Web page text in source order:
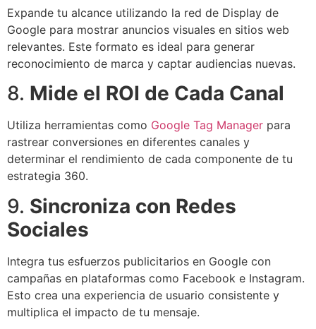
Expande tu alcance utilizando la red de Display de
Google para mostrar anuncios visuales en sitios web
relevantes. Este formato es ideal para generar
reconocimiento de marca y captar audiencias nuevas.
8. Mide el ROI de Cada Canal
Utiliza herramientas como Google Tag Manager para
rastrear conversiones en diferentes canales y
determinar el rendimiento de cada componente de tu
estrategia 360.
9. Sincroniza con Redes
Sociales
Integra tus esfuerzos publicitarios en Google con
campañas en plataformas como Facebook e Instagram.
Esto crea una experiencia de usuario consistente y
multiplica el impacto de tu mensaje.